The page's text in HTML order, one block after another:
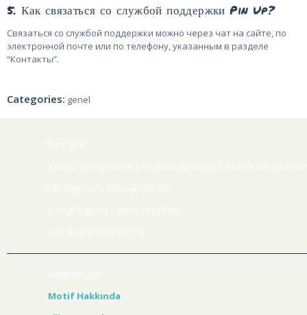
5. Как связаться со службой поддержки Pin Up?
Связаться со службой поддержки можно через чат на сайте, по
электронной почте или по телефону, указанным в разделе
“Контакты”.
Categories: genel
Motif Hakkında